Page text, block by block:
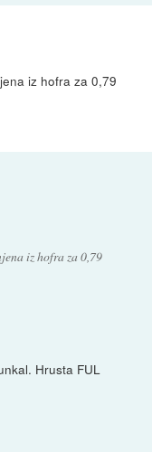
iz hofra za 0,79
iz hofra za 0,79
Hrusta FUL